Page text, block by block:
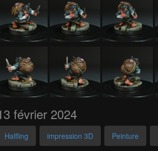
février 2024
Halfling impression 3D Peinture